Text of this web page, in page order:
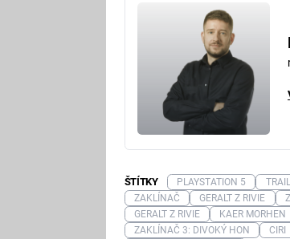
ŠTÍTKY PLAYSTATION 5
ZAKLÍNAČ
GERALT Z RIVIE
GERALT Z RIVIE
KAER MORHEN
ZAKLÍNAČ 3: DIVOKÝ HON
CIRI